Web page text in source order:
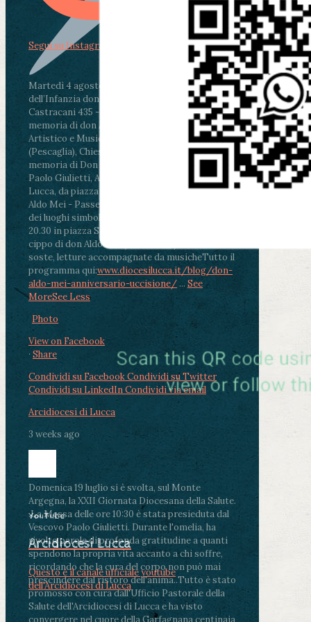
Martedì 4 agosto2026
ore 11:30 - Lucca, Scuola
dell’Infanzia don Aldo Mei - Viale Castruccio
Castracani 435 - Inaugurazione murales in
memoria di don Aldo Mei curato dal Liceo
Artistico e Musicale “Passaglia”
ore 18 - Fiano
(Pescaglia), Chiesa parrocchiale - Messa in
memoria di Don Aldo Mei celebrata da mons.
Paolo Giulietti, Arcivescovo di Lucca
ore 20.30 -
Lucca, da piazza San Michele al Cippo di don
Aldo Mei - Passeggiata della Memoria in alcuni
dei luoghi simbolo della città. Ritrovo alle ore
20.30 in piazza San Michele con conclusione al
cippo di don Aldo Mei (Porta Elisa). Durante le
soste, letture accompagnate da musicheTutto il
programma qui:www.diocesilucca.it/blog/don-
aldo-mei-anniversario-uccisione/ ... See
MoreSee Less
Photo
View on Facebook
· Share
Condividi su FacebookCondividi su Twitter
Condividi su LinkedInCondividi via email
Arcidiocesi di Lucca
3 weeks ago
Domenica 19 luglio si è svolta, sul Monte
Argegna, la XXII Giornata Diocesana della Salute.
.La Messa delle ore 10:30 è stata presieduta dal
Vescovo Paolo Giulietti. Durante l'omelia, ha
rivolto parole di profonda gratitudine a quanti
spendono la propria vita accanto a chi soffre,
ricordando che la cura del corpo non può mai
prescindere dal ristoro dell'anima..Tutto è stato
promosso con cura dall'Ufficio Pastorale della
Salute dell'Arcidiocesi di Lucca e ha visto
convergere nel cuore della Garfagnana centinaia
Segui su Instagram
YouTube
Arcidiocesi Lucca
Questo è il canale ufficiale youtube
dell'Arcidiocesi di Lucca